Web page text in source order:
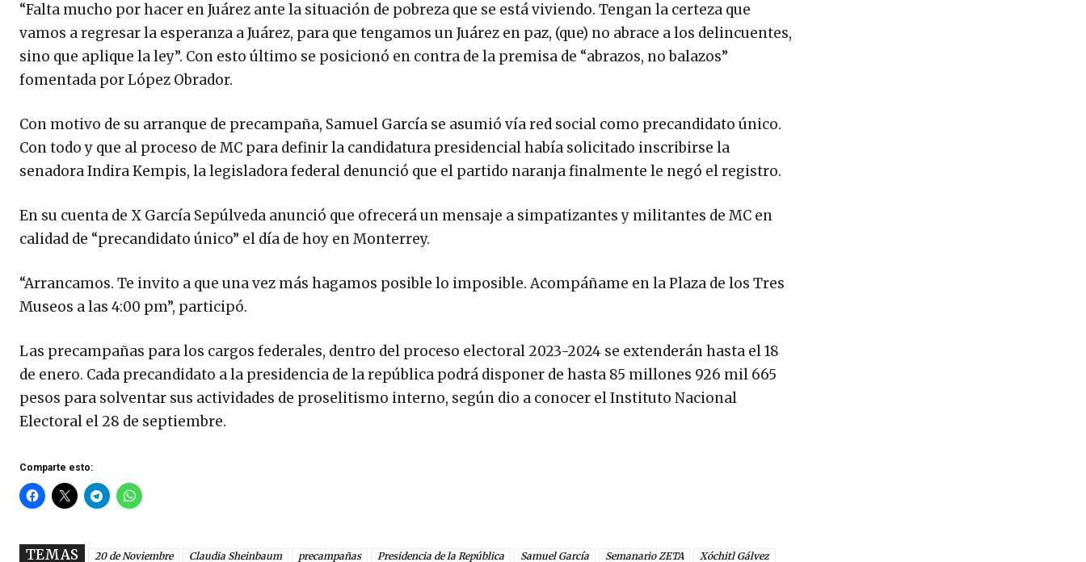
“Falta mucho por hacer en Juárez ante la situación de pobreza que se está viviendo. Tengan la certeza que
vamos a regresar la esperanza a Juárez, para que tengamos un Juárez en paz, (que) no abrace a los delincuentes,
sino que aplique la ley”. Con esto último se posicionó en contra de la premisa de “abrazos, no balazos”
fomentada por López Obrador.
Con motivo de su arranque de precampaña, Samuel García se asumió vía red social como precandidato único.
Con todo y que al proceso de MC para definir la candidatura presidencial había solicitado inscribirse la
senadora Indira Kempis, la legisladora federal denunció que el partido naranja finalmente le negó el registro.
En su cuenta de X García Sepúlveda anunció que ofrecerá un mensaje a simpatizantes y militantes de MC en
calidad de “precandidato único” el día de hoy en Monterrey.
“Arrancamos. Te invito a que una vez más hagamos posible lo imposible. Acompáñame en la Plaza de los Tres
Museos a las 4:00 pm”, participó.
Las precampañas para los cargos federales, dentro del proceso electoral 2023-2024 se extenderán hasta el 18
de enero. Cada precandidato a la presidencia de la república podrá disponer de hasta 85 millones 926 mil 665
pesos para solventar sus actividades de proselitismo interno, según dio a conocer el Instituto Nacional
Electoral el 28 de septiembre.
Comparte esto:
TEMAS 20 de Noviembre Claudia Sheinbaum precampañas Presidencia de la República Samuel García Semanario ZETA Xóchitl Gálvez